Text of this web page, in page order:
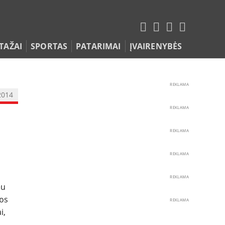
SPORTAS PATARIMAI ĮVAIRENYBĖS
REKLAMA
REKLAMA
REKLAMA
REKLAMA
REKLAMA
REKLAMA